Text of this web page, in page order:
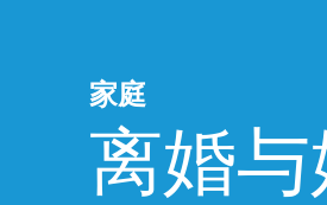
家庭
离婚